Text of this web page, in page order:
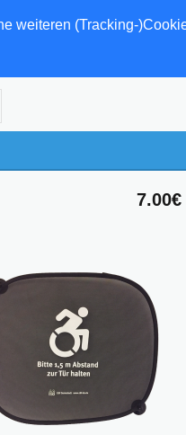
weiteren (Tracking-
7.00€